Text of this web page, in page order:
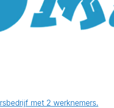
met 2 werknemers.